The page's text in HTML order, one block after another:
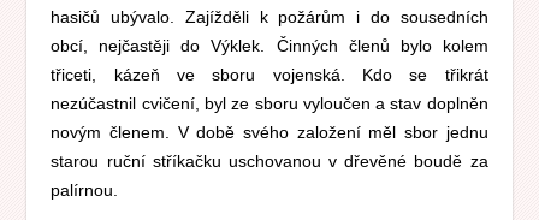
hasičů ubývalo. Zajížděli k požárům i do sousedních
obcí, nejčastěji do Výklek. Činných členů bylo kolem
třiceti, kázeň ve sboru vojenská. Kdo se třikrát
nezúčastnil cvičení, byl ze sboru vyloučen a stav doplněn
novým členem. V době svého založení měl sbor jednu
starou ruční stříkačku uschovanou v dřevěné boudě za
palírnou.